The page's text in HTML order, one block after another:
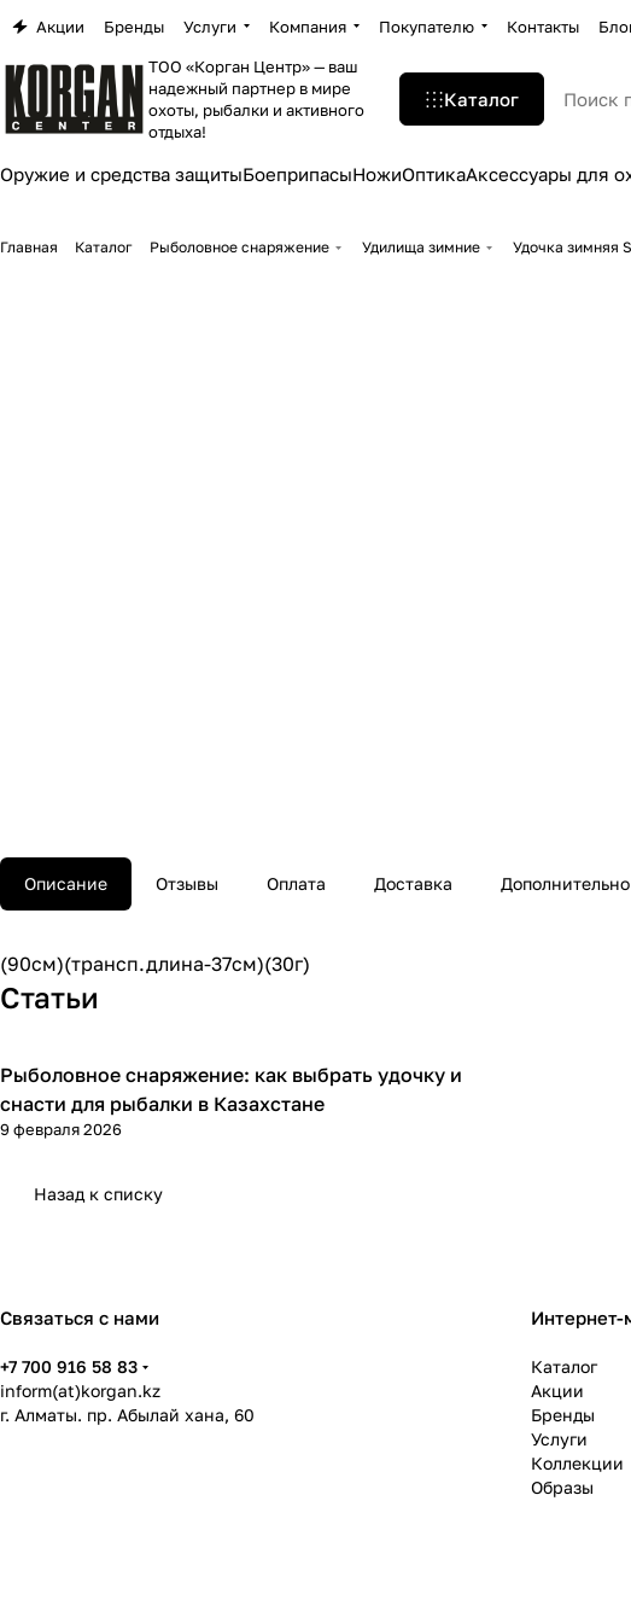
Акции Бренды Услуги Компания Покупателю Контакты
ТОО «Корган Центр» — ваш
надежный партнер в мире
охоты, рыбалки и активного
отдыха!
Каталог
Оружие и средства защитыБоеприпасыНожиОптикаАксессуары для
Главная Каталог Рыболовное снаряжение Удилища зимние Удочка зимняя
Описание Отзывы Оплата Доставка Дополнительно
(90см)(трансп.длина-37cм)(30г)
Статьи
Советы покупателям
Рыболовное снаряжение: как выбрать удочку и
снасти для рыбалки в Казахстане
9 февраля 2026
Назад к списку
Связаться с нами
+7 700 916 58 83
inform(at)korgan.kz
г. Алматы. пр. Абылай хана, 60
Интернет-
Каталог
Акции
Бренды
Услуги
Коллекции
Образы